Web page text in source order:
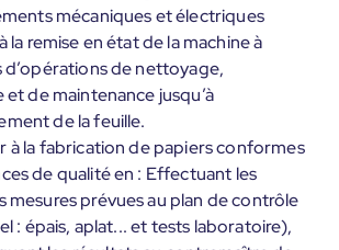
mécaniques et électriques
la remise en état de la machine à
d’opérations de nettoyage,
et de maintenance jusqu’à
de la feuille.
à la fabrication de papiers conformes
de qualité en : Effectuant les
mesures prévues au plan de contrôle
: épais, aplat... et tests laboratoire),